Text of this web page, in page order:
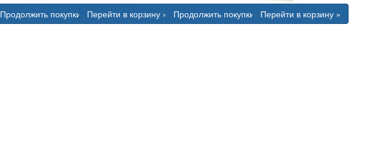
Продолжить покупки Перейти в корзину » Продолжить покупки Перейти в корзину »